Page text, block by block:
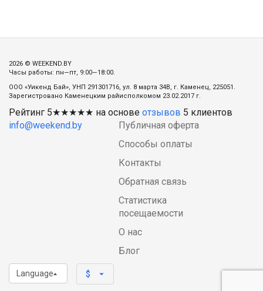
2026 © WEEKEND.BY
Часы работы: пн—пт, 9:00—18:00.
ООО «Уикенд Бай», УНП 291301716, ул. 8 марта 34В, г. Каменец, 225051.
Зарегистровано Каменецким райисполкомом 23.02.2017 г.
Рейтинг 5★★★★★ на основе отзывов 5 клиентов
info@weekend.by
Публичная оферта
Способы оплаты
Контакты
Обратная связь
Статистика
посещаемости
О нас
Блог
Language $ arrow_drop_down